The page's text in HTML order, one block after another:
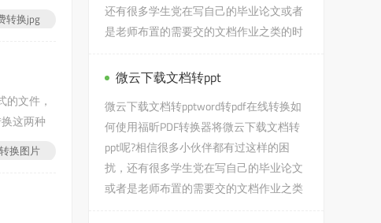
转换jpg
文件，
这两种
换图片
还有很多学生党在写自己的毕业论文或者
是老师布置的需要交的文档作业之类的时
微云下载文档转ppt
微云下载文档转pptword转pdf在线转换如
何使用福昕PDF转换器将微云下载文档转
ppt呢?相信很多小伙伴都有过这样的困
扰，还有很多学生党在写自己的毕业论文
或者是老师布置的需要交的文档作业之类